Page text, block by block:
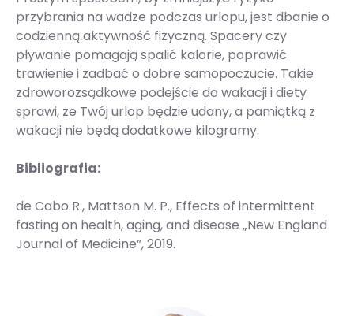
przybrania na wadze podczas urlopu, jest dbanie o
codzienną aktywność fizyczną. Spacery czy
pływanie pomagają spalić kalorie, poprawić
trawienie i zadbać o dobre samopoczucie. Takie
zdroworozsądkowe podejście do wakacji i diety
sprawi, że Twój urlop będzie udany, a pamiątką z
wakacji nie będą dodatkowe kilogramy.
Bibliografia:
de Cabo R., Mattson M. P., Effects of intermittent
fasting on health, aging, and disease „New England
Journal of Medicine”, 2019.